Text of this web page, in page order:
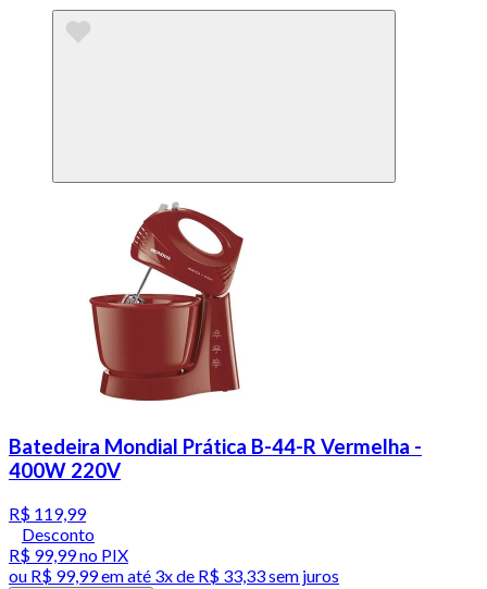
Batedeira Mondial Prática B-44-R Vermelha -
400W 220V
R$ 119,99
Desconto
R$ 99,99no PIX
ou R$ 99,99em até 3x de R$ 33,33 sem juros